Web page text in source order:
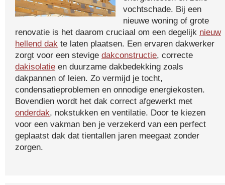
vochtschade. Bij een
nieuwe woning of grote
renovatie is het daarom cruciaal om een degelijk nieuw
hellend dak te laten plaatsen. Een ervaren dakwerker
zorgt voor een stevige dakconstructie, correcte
dakisolatie en duurzame dakbedekking zoals
dakpannen of leien. Zo vermijd je tocht,
condensatieproblemen en onnodige energiekosten.
Bovendien wordt het dak correct afgewerkt met
onderdak, nokstukken en ventilatie. Door te kiezen
voor een vakman ben je verzekerd van een perfect
geplaatst dak dat tientallen jaren meegaat zonder
zorgen.